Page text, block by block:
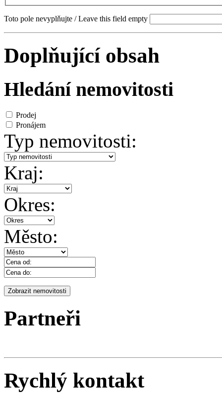
Toto pole nevyplňujte / Leave this field empty
Doplňující obsah
Hledání nemovitosti
Prodej
Pronájem
Typ nemovitosti:
Kraj:
Okres:
Město:
Partneři
Rychlý kontakt